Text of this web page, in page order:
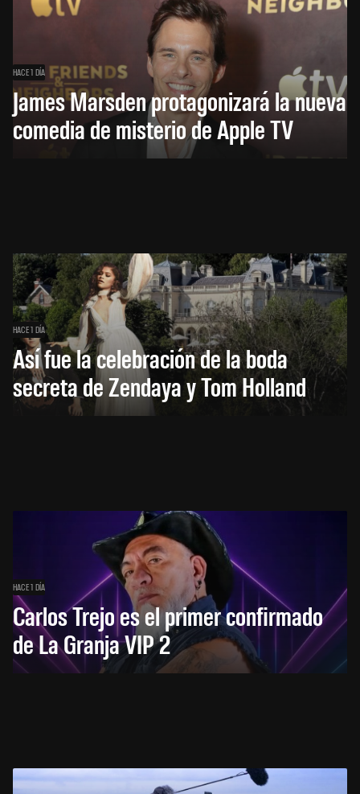
HACE 1 DÍA
James Marsden protagonizará la nueva
comedia de misterio de Apple TV
HACE 1 DÍA
Así fue la celebración de la boda
secreta de Zendaya y Tom Holland
HACE 1 DÍA
Carlos Trejo es el primer confirmado
de La Granja VIP 2